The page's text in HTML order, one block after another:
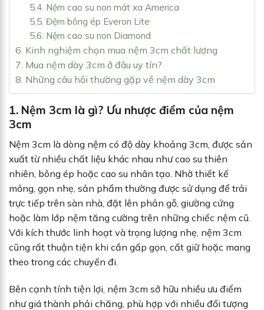
5.4. Nệm cao su non mát xa America
5.5. Đệm bông ép Everon Lite
5.6. Nệm cao su non Diamond
6. Kinh nghiệm chọn mua nệm 3cm chất lượng
7. Mua nệm dày 3cm ở đâu uy tín?
8. Những câu hỏi thường gặp về nệm dày 3cm
1. Nệm 3cm là gì? Ưu nhược điểm của nệm
3cm
Nệm 3cm là dòng nệm có độ dày khoảng 3cm, được sản
xuất từ nhiều chất liệu khác nhau như cao su thiên
nhiên, bông ép hoặc cao su nhân tạo. Nhờ thiết kế
mỏng, gọn nhẹ, sản phẩm thường được sử dụng để trải
trực tiếp trên sàn nhà, đặt lên phản gỗ, giường cứng
hoặc làm lớp nệm tăng cường trên những chiếc nệm cũ.
Với kích thước linh hoạt và trọng lượng nhẹ, nệm 3cm
cũng rất thuận tiện khi cần gấp gọn, cất giữ hoặc mang
theo trong các chuyến đi.
Bên cạnh tính tiện lợi, nệm 3cm sở hữu nhiều ưu điểm
như giá thành phải chăng, phù hợp với nhiều đối tượng